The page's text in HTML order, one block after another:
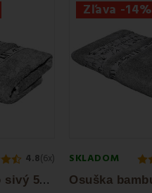
4.8(6x)
U
terák bamboo sivý 50x100 cm EMI
Zľava -14%
SKLADOM